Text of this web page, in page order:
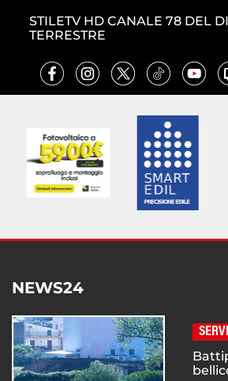
STILETV HD CANALE 78 DEL
TERRESTRE
NEWS24